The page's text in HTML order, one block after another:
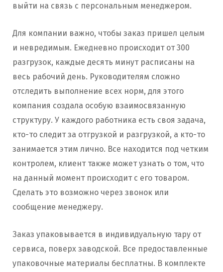
выйти на связь с персональным менеджером.
Для компании важно, чтобы заказ пришел целым
и невредимым. Ежедневно происходит от 300
разгрузок, каждые десять минут расписаны на
весь рабочий день. Руководителям сложно
отследить выполнение всех норм, для этого
компания создала особую взаимосвязанную
структуру. У каждого работника есть своя задача,
кто-то следит за отгрузкой и разгрузкой, а кто-то
занимается этим лично. Все находится под четким
контролем, клиент также может узнать о том, что
на данный момент происходит с его товаром.
Сделать это возможно через звонок или
сообщение менеджеру.
Заказ упаковывается в индивидуальную тару от
сервиса, поверх заводской. Все предоставленные
упаковочные материалы бесплатны. В комплекте